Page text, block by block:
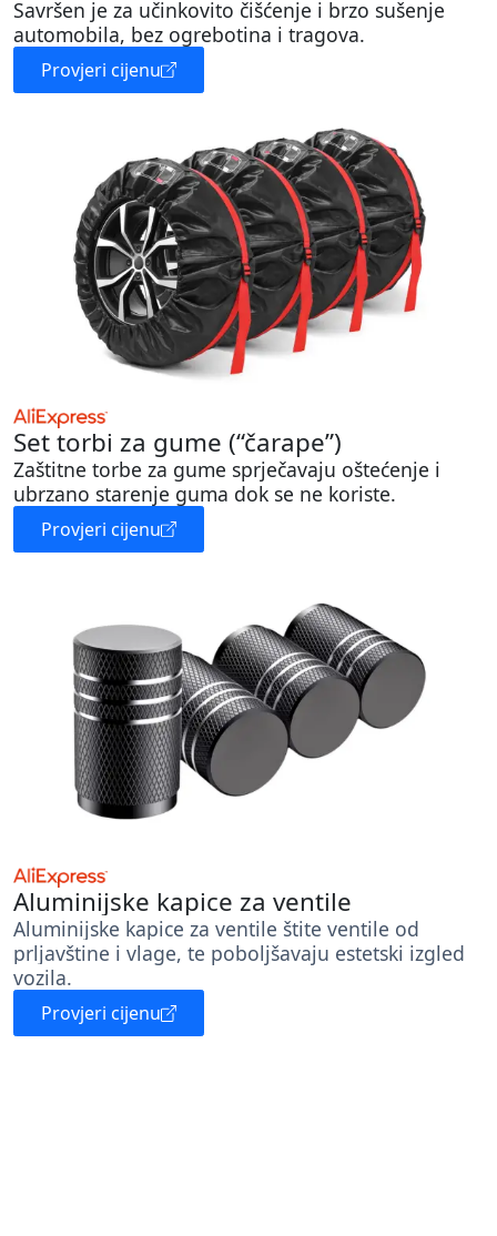
Savršen je za učinkovito čišćenje i brzo sušenje
automobila, bez ogrebotina i tragova.
Provjeri cijenu
Set torbi za gume (“čarape”)
Zaštitne torbe za gume sprječavaju oštećenje i
ubrzano starenje guma dok se ne koriste.
Provjeri cijenu
Aluminijske kapice za ventile
Aluminijske kapice za ventile štite ventile od
prljavštine i vlage, te poboljšavaju estetski izgled
vozila.
Provjeri cijenu